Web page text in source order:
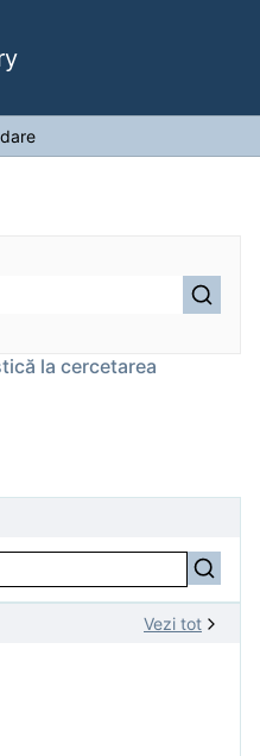
la cercetarea
Vezi tot